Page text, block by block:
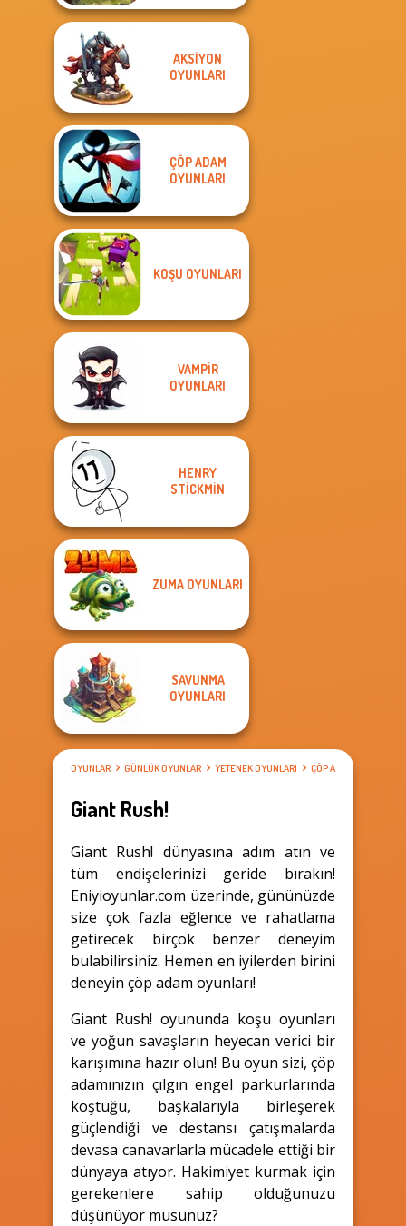
AKSIYON
OYUNLARI
ÇÖP ADAM
OYUNLARI
KOŞU OYUNLARI
VAMPIR
OYUNLARI
HENRY
STICKMIN
ZUMA OYUNLARI
SAVUNMA
OYUNLARI
OYUNLAR GÜNLÜK OYUNLAR YETENEK OYUNLARI ÇÖP ADAM OYUNLARI
Giant Rush!
Giant Rush! dünyasına adım atın ve
tüm endişelerinizi geride bırakın!
Eniyioyunlar.com üzerinde, gününüzde
size çok fazla eğlence ve rahatlama
getirecek birçok benzer deneyim
bulabilirsiniz. Hemen en iyilerden birini
deneyin çöp adam oyunları!
Giant Rush! oyununda koşu oyunları
ve yoğun savaşların heyecan verici bir
karışımına hazır olun! Bu oyun sizi, çöp
adamınızın çılgın engel parkurlarında
koştuğu, başkalarıyla birleşerek
güçlendiği ve destansı çatışmalarda
devasa canavarlarla mücadele ettiği bir
dünyaya atıyor. Hakimiyet kurmak için
gerekenlere sahip olduğunuzu
düşünüyor musunuz?